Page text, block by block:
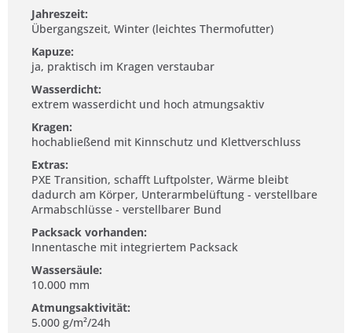
Jahreszeit:
Übergangszeit, Winter (leichtes Thermofutter)
Kapuze:
ja, praktisch im Kragen verstaubar
Wasserdicht:
extrem wasserdicht und hoch atmungsaktiv
Kragen:
hochabließend mit Kinnschutz und Klettverschluss
Extras:
PXE Transition, schafft Luftpolster, Wärme bleibt
dadurch am Körper, Unterarmbelüftung - verstellbare
Armabschlüsse - verstellbarer Bund
Packsack vorhanden:
Innentasche mit integriertem Packsack
Wassersäule:
10.000 mm
Atmungsaktivität:
5.000 g/m²/24h